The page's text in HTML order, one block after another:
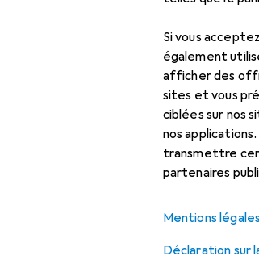
Si vous
également
afficher des
sites et vous
ciblées sur nos
nos
transmettre
partenaires
Mentions
Déclaration sur